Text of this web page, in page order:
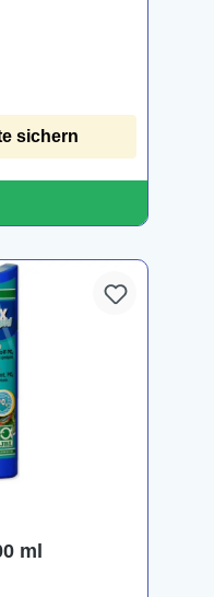
sichern
ml